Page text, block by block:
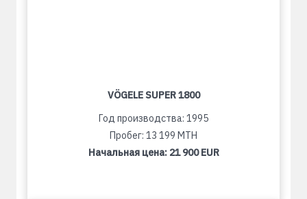
VÖGELE SUPER 1800
Год производства: 1995
Пробег: 13 199 MTH
Начальная цена: 21 900 EUR